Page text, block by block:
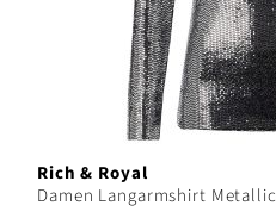
Rich & Royal
Damen Langarmshirt Metallic